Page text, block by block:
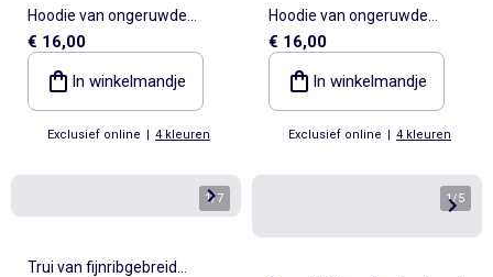
Hoodie van ongeruwde
sweatstof
€ 16,00
In winkelmandje
Exclusief online | 4 kleuren
Hoodie van ongeruwde
sweatstof
€ 16,00
In winkelmandje
Exclusief online | 4 kleuren
1/7
Trui van fijnribgebreid
1/5